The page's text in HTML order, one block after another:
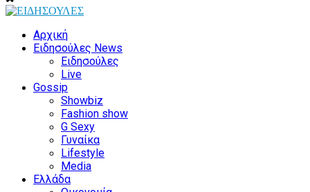
Αρχική
Ειδησούλες News
Ειδησούλες
Live
Gossip
Showbiz
Fashion show
G Sexy
Γυναίκα
Lifestyle
Media
Ελλάδα